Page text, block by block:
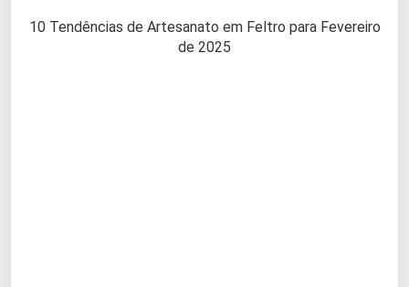
10 Tendências de Artesanato em Feltro para Fevereiro
de 2025